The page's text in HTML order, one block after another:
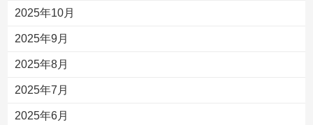
2025年10月
2025年9月
2025年8月
2025年7月
2025年6月